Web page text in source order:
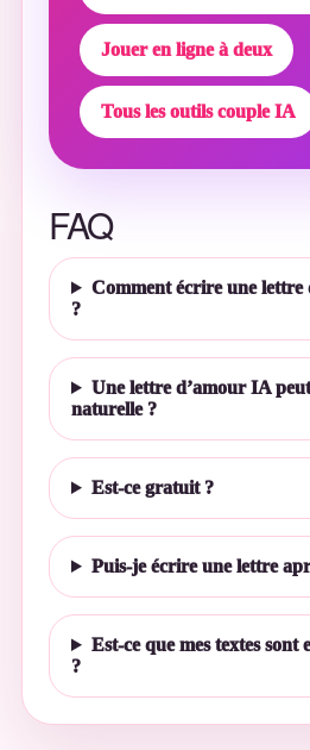
Jouer en ligne à deux
Tous les outils couple IA
FAQ
Comment écrire une lettre
?
Une lettre d’amour IA
naturelle ?
Est-ce gratuit ?
Puis-je écrire une lettre
Est-ce que mes textes sont
?